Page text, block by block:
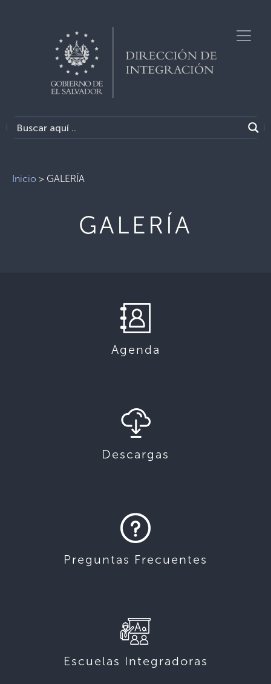
Inicio > GALERÍA
GALERÍA
Agenda
Descargas
Preguntas Frecuentes
Escuelas Integradoras